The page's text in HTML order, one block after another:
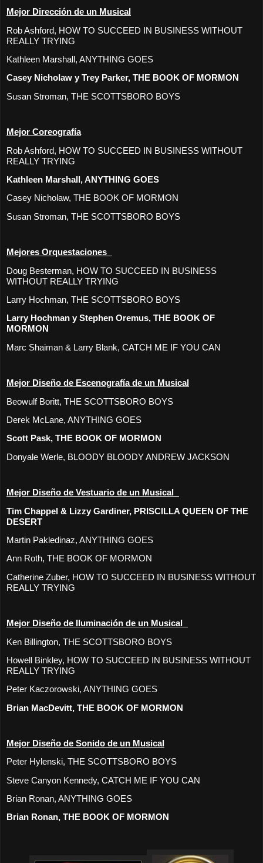
Mejor Dirección de un Musical
Rob Ashford, HOW TO SUCCEED IN BUSINESS WITHOUT
REALLY TRYING
Kathleen Marshall, ANYTHING GOES
Casey Nicholaw y Trey Parker, THE BOOK OF MORMON
Susan Stroman, THE SCOTTSBORO BOYS
Mejor Coreografía
Rob Ashford, HOW TO SUCCEED IN BUSINESS WITHOUT
REALLY TRYING
Kathleen Marshall, ANYTHING GOES
Casey Nicholaw, THE BOOK OF MORMON
Susan Stroman, THE SCOTTSBORO BOYS
Mejores Orquestaciones
Doug Besterman, HOW TO SUCCEED IN BUSINESS
WITHOUT REALLY TRYING
Larry Hochman, THE SCOTTSBORO BOYS
Larry Hochman y Stephen Oremus, THE BOOK OF
MORMON
Marc Shaiman & Larry Blank, CATCH ME IF YOU CAN
Mejor Diseño de Escenografía de un Musical
Beowulf Boritt, THE SCOTTSBORO BOYS
Derek McLane, ANYTHING GOES
Scott Pask, THE BOOK OF MORMON
Donyale Werle, BLOODY BLOODY ANDREW JACKSON
Mejor Diseño de Vestuario de un Musical
Tim Chappel & Lizzy Gardiner, PRISCILLA QUEEN OF THE
DESERT
Martin Pakledinaz, ANYTHING GOES
Ann Roth, THE BOOK OF MORMON
Catherine Zuber, HOW TO SUCCEED IN BUSINESS WITHOUT
REALLY TRYING
Mejor Diseño de Iluminación de un Musical
Ken Billington, THE SCOTTSBORO BOYS
Howell Binkley, HOW TO SUCCEED IN BUSINESS WITHOUT
REALLY TRYING
Peter Kaczorowski, ANYTHING GOES
Brian MacDevitt, THE BOOK OF MORMON
Mejor Diseño de Sonido de un Musical
Peter Hylenski, THE SCOTTSBORO BOYS
Steve Canyon Kennedy, CATCH ME IF YOU CAN
Brian Ronan, ANYTHING GOES
Brian Ronan, THE BOOK OF MORMON